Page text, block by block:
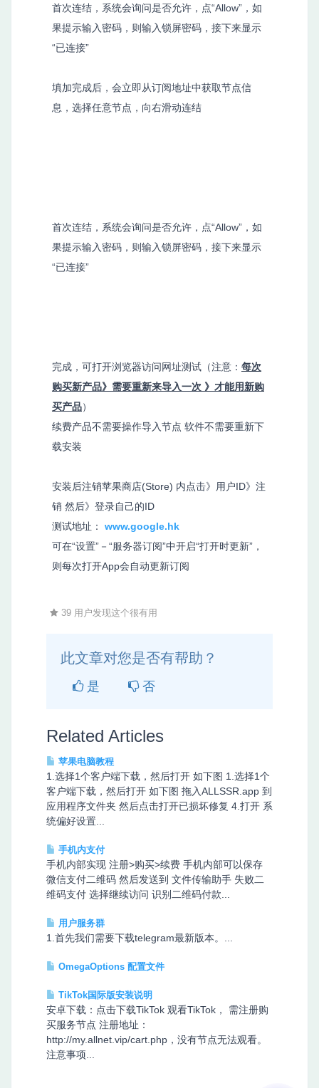
首次连结，系统会询问是否允许，点“Allow”，如
果提示输入密码，则输入锁屏密码，接下来显示
“已连接”
填加完成后，会立即从订阅地址中获取节点信
息，选择任意节点，向右滑动连结
首次连结，系统会询问是否允许，点“Allow”，如
果提示输入密码，则输入锁屏密码，接下来显示
“已连接”
完成，可打开浏览器访问网址测试（注意： 每次
购买新产品》需要重新来导入一次 》才能用新购
买产品）
续费产品不需要操作导入节点 软件不需要重新下
载安装
安装后注销苹果商店(Store) 内点击》用户ID》注
销 然后》登录自己的ID
测试地址： www.google.hk
可在“设置”－“服务器订阅”中开启“打开时更新”，
则每次打开App会自动更新订阅
39 用户发现这个很有用
此文章对您是否有帮助？
是 否
Related Articles
苹果电脑教程
1.选择1个客户端下载，然后打开 如下图 1.选择1个
客户端下载，然后打开 如下图 拖入ALLSSR.app 到
应用程序文件夹 然后点击打开已损坏修复 4.打开 系
统偏好设置...
手机内支付
手机内部实现 注册>购买>续费 手机内部可以保存
微信支付二维码 然后发送到 文件传输助手 失败二
维码支付 选择继续访问 识别二维码付款...
用户服务群
1.首先我们需要下载telegram最新版本。...
OmegaOptions 配置文件
TikTok国际版安装说明
安卓下载：点击下载TikTok 观看TikTok， 需注册购
买服务节点 注册地址：
http://my.allnet.vip/cart.php，没有节点无法观看。
注意事项...